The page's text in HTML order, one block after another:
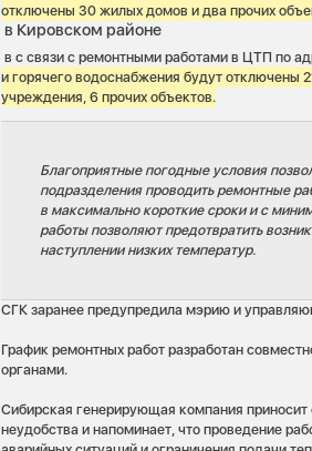
отключены 30 жилых домов и два прочих
в Кировском районе
в с связи с ремонтными работами в ЦТП по
и горячего водоснабжения будут отключены
учреждения, 6 прочих объектов.
Благоприятные погодные условия
подразделения проводить ремонтные
в максимально короткие сроки и с
работы позволяют предотвратить
наступлении низких температур.
СГК заранее предупредила мэрию и
График ремонтных работ разработан
органами.
Сибирская генерирующая компания
неудобства и напоминает, что проведение